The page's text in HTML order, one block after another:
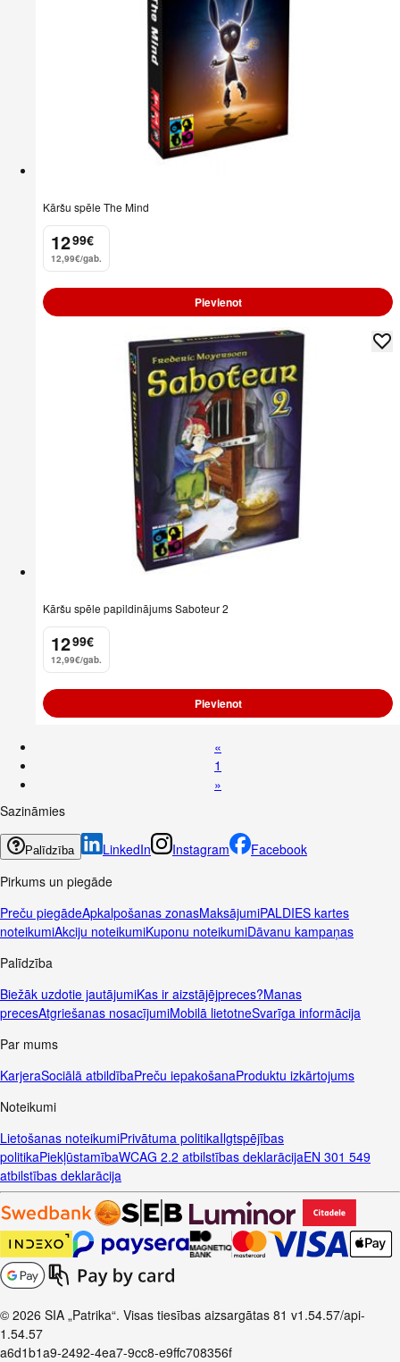
Kāršu spēle The Mind
12
. 99€
12,99€/gab.
Pievienot
Kāršu spēle papildinājums Saboteur 2
12
. 99€
12,99€/gab.
Pievienot
«
1
»
Sazināmies
Palīdzība LinkedIn Instagram
Facebook
Pirkums un piegāde
Preču piegādeApkalpošanas zonasMaksājumiPALDIES kartes
noteikumiAkciju noteikumiKuponu noteikumiDāvanu kampaņas
Palīdzība
Biežāk uzdotie jautājumiKas ir aizstājējpreces?Manas
precesAtgriešanas nosacījumiMobilā lietotneSvarīga informācija
Par mums
KarjeraSociālā atbildībaPreču iepakošanaProduktu izkārtojums
Noteikumi
Lietošanas noteikumiPrivātuma politikaIlgtspējības
politikaPiekļūstamībaWCAG 2.2 atbilstības deklarācijaEN 301 549
atbilstības deklarācija
© 2026 SIA „Patrika“. Visas tiesības aizsargātas 81 v1.54.57/api-
1.54.57
a6d1b1a9-2492-4ea7-9cc8-e9ffc708356f